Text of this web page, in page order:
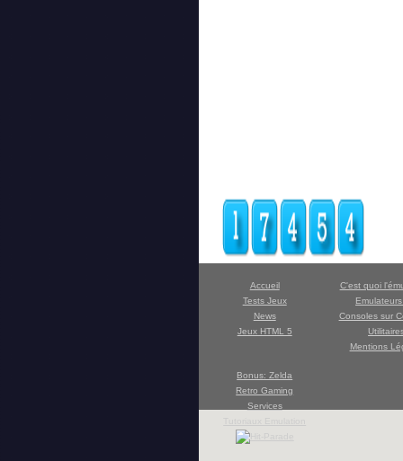
Accueil
Tests Jeux
News
Jeux HTML 5
C'est quoi
Consoles sur
Mentions
Bonus: Zelda
Retro Gaming
Services